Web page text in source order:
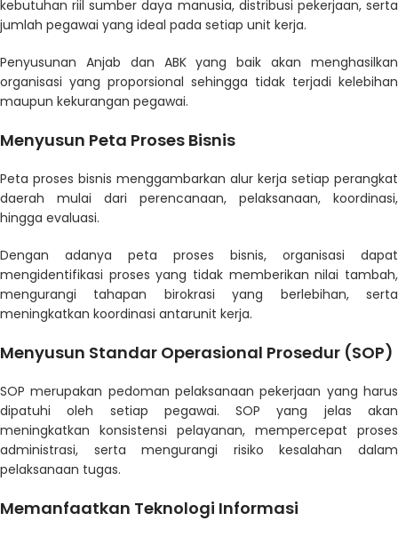
kebutuhan riil sumber daya manusia, distribusi pekerjaan, serta
jumlah pegawai yang ideal pada setiap unit kerja.
Penyusunan Anjab dan ABK yang baik akan menghasilkan
organisasi yang proporsional sehingga tidak terjadi kelebihan
maupun kekurangan pegawai.
Menyusun Peta Proses Bisnis
Peta proses bisnis menggambarkan alur kerja setiap perangkat
daerah mulai dari perencanaan, pelaksanaan, koordinasi,
hingga evaluasi.
Dengan adanya peta proses bisnis, organisasi dapat
mengidentifikasi proses yang tidak memberikan nilai tambah,
mengurangi tahapan birokrasi yang berlebihan, serta
meningkatkan koordinasi antarunit kerja.
Menyusun Standar Operasional Prosedur (SOP)
SOP merupakan pedoman pelaksanaan pekerjaan yang harus
dipatuhi oleh setiap pegawai. SOP yang jelas akan
meningkatkan konsistensi pelayanan, mempercepat proses
administrasi, serta mengurangi risiko kesalahan dalam
pelaksanaan tugas.
Memanfaatkan Teknologi Informasi